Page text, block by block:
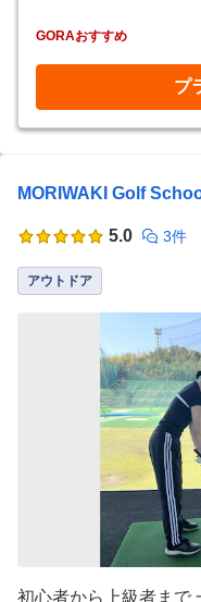
GORAおすすめ
プ
MORIWAKI Golf
5.0 3件
アウトドア
初心者から上級者まで